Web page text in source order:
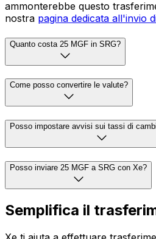
ammonterebbe questo
nostra pagina dedicata all'invio
Quanto costa 25 MGF in SRG?
Come posso convertire le valute?
Posso impostare avvisi sui tassi di
Posso inviare 25 MGF a SRG con Xe?
Semplifica il